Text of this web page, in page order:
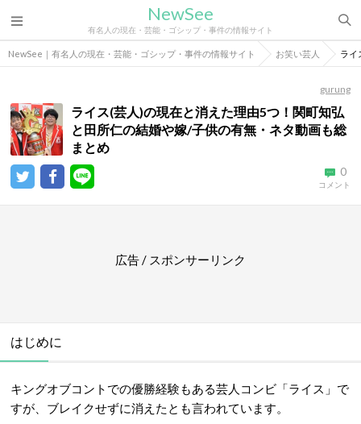
NewSee
有名人の現在・芸能・ゴシップ・事件の情報サイト
NewSee｜有名人の現在・芸能・ゴシップ・事件の情報サイト お笑い芸人 ライ
gurung
ライス(芸人)の現在と消えた理由5つ！関町知弘
と田所仁の結婚や嫁/子供の有無・ネタ動画も総
まとめ
0
コメント
広告 / スポンサーリンク
はじめに
キングオブコントでの優勝経験もある芸人コンビ「ライス」で
すが、ブレイクせずに消えたとも言われています。